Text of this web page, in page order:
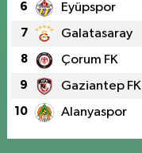
6 Eyüpspor
7 Galatasaray
8 Çorum FK
9 Gaziantep FK
10 Alanyaspor